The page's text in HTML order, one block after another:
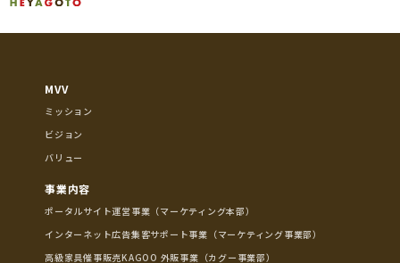
MVV
ミッション
ビジョン
バリュー
事業内容
ポータルサイト運営事業（マーケティング本部）
インターネット広告集客サポート事業（マーケティング事業部）
高級家具催事販売KAGOO 外販事業（カグー事業部）